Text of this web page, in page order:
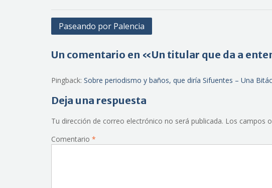
Navegación
entradas
Paseando por Palencia
Un comentario en «Un titular que da a
Pingback: Sobre periodismo y baños, que diría Sifuentes – Una
Deja una respuesta
Tu dirección de correo electrónico no será publicada. Los campos
Comentario *